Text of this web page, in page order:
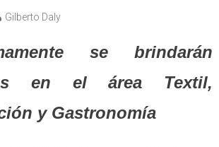
Gilberto Daly
se brindarán
en el área Textil,
y Gastronomía